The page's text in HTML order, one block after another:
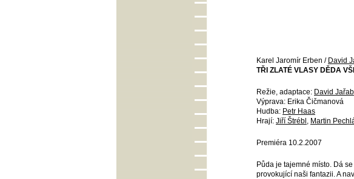
Karel Jaromír Erben / David
TŘI ZLATÉ VLASY DĚDA
Režie, adaptace: David Jařab
Výprava: Erika Čičmanová
Hudba: Petr Haas
Hrají: Jiří Štrébl , Martin
Premiéra 10.2.2007
Půda je tajemné místo. Dá
provokující naši fantazii. A